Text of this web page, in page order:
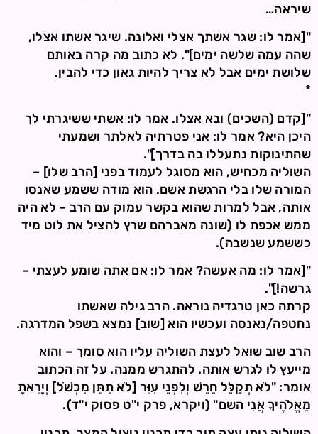
שיראה…
"[אמר לו: שגר אשתך אצלי ואלונה. שיגר אשתו אצלו,
שהה עמה שלשה ימים]". לא כתוב מה קרה באותם
שלושת ימים אבל לא צריך להיות גאון כדי להבין.
*
"[קדם (השכים) ובא אצלו. אמר לו: אשתי ששיגרתי לך
היכן היא? אמר לו: אני פטרתיה לאלתר ושמעתי
שהתינוקות נתעללו בה בדרך]".
השוליה מכחיש, הוא מסוגל לעמוד בפני [הרב שלו] –
המורה שלו בלי הרגשת אשם. הוא מודה ששמע שאנסו
אותה, אבל למרות שהוא בקשר עמוק עם הרב – לא היה
ממש אכפת לו (שונה מאברהם שרץ להציל את לוט מיד
כששמע שנשבה).
"[אמר לו: מה אעשה? אמר לו: אם אתה שומע לעצתי –
גרשה!]".
קרתה כאן טרגדיה נוראה. הרב גילה שאשתו
נחטפה/נאנסה ועכשיו הוא [שוב] נמצא בשפל המדרגה.
הרב שוב שואל לעצת השוליה עליו הוא סומך – והוא
מייעץ לו לגרש אותה. להתגרש ממנה. על זה הכתוב
אומר: "לֹא תְקַלֵּל חֵרֵשׁ וְלִפְנֵי עִוֵּר [לֹא תִתֵּן מִכְשֹׁל] וְיָרֵאתָ
מֵּאֱלֹהֶיךָ אֲנִי השם" (ויקרא, פרק י"ט פסוק י"ד).